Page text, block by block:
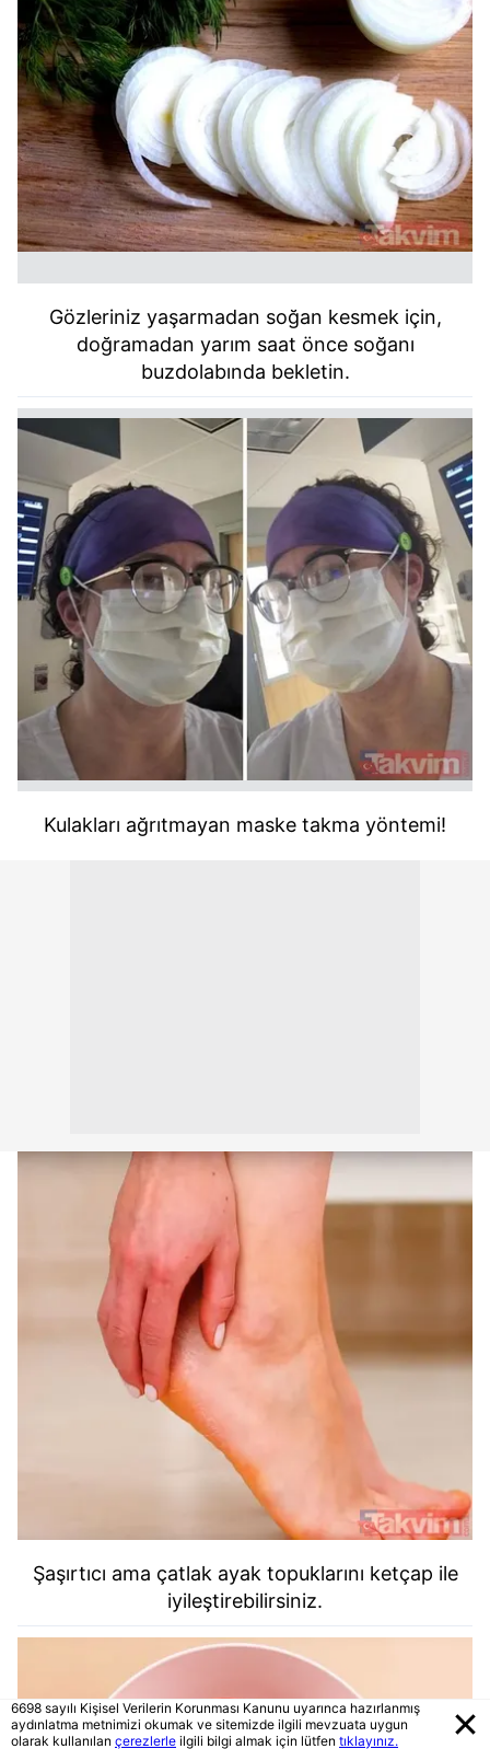
Gözleriniz yaşarmadan soğan kesmek için,
doğramadan yarım saat önce soğanı
buzdolabında bekletin.
Kulakları ağrıtmayan maske takma yöntemi!
Şaşırtıcı ama çatlak ayak topuklarını ketçap ile
iyileştirebilirsiniz.
6698 sayılı Kişisel Verilerin Korunması Kanunu uyarınca hazırlanmış
aydınlatma metnimizi okumak ve sitemizde ilgili mevzuata uygun
olarak kullanılan çerezlerle ilgili bilgi almak için lütfen tıklayınız.